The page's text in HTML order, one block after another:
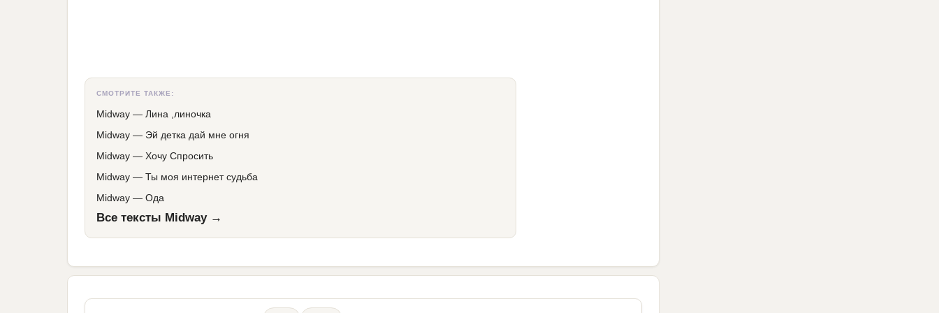
СМОТРИТЕ ТАКЖЕ:
Midway — Лина ,линочка
Midway — Эй детка дай мне огня
Midway — Хочу Спросить
Midway — Ты моя интернет судьба
Midway — Ода
Все тексты Midway →